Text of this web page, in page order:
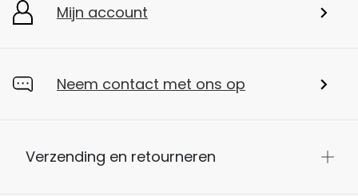
Mijn account
Neem contact met ons op
Verzending en retourneren